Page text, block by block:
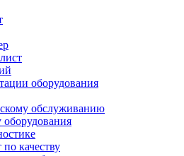
оборудования
обслуживанию
качеству